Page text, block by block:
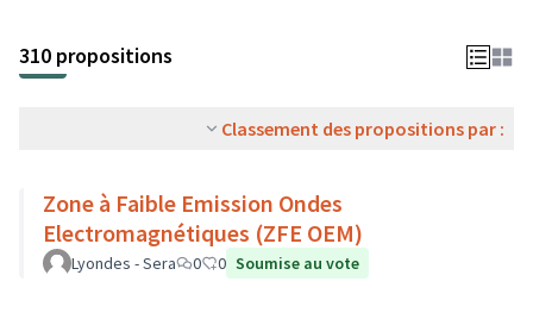
310 propositions
Classement des propositions par :
Zone à Faible Emission Ondes
Electromagnétiques (ZFE OEM)
Lyondes - Sera 0 0 Soumise au vote